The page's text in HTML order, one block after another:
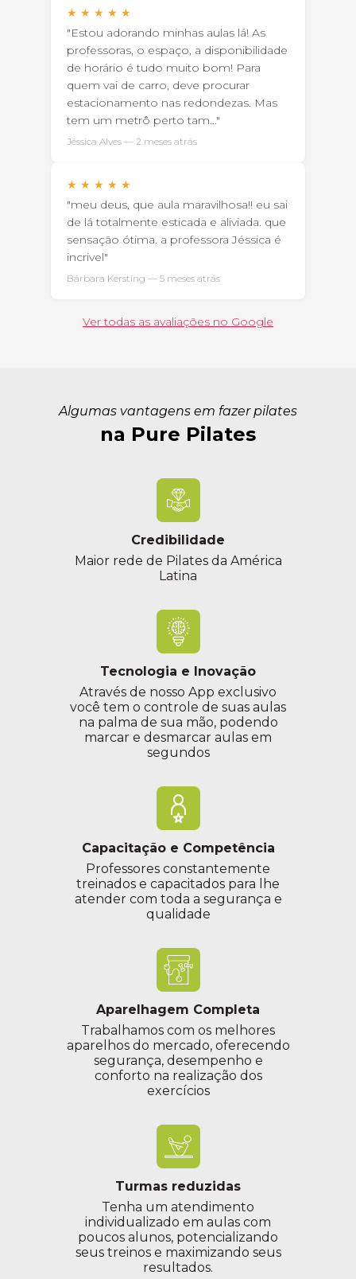
★ ★ ★ ★ ★
"Estou adorando minhas aulas lá! As
professoras, o espaço, a disponibilidade
de horário é tudo muito bom! Para
quem vai de carro, deve procurar
estacionamento nas redondezas. Mas
tem um metrô perto tam..."
Jéssica Alves — 2 meses atrás
★ ★ ★ ★ ★
"meu deus, que aula maravilhosa!! eu sai
de lá totalmente esticada e aliviada. que
sensação ótima. a professora Jéssica é
incrivel"
Bárbara Kersting — 5 meses atrás
Ver todas as avaliações no Google
Algumas vantagens em fazer pilates
na Pure Pilates
Credibilidade
Maior rede de Pilates da América
Latina
Tecnologia e Inovação
Através de nosso App exclusivo
você tem o controle de suas aulas
na palma de sua mão, podendo
marcar e desmarcar aulas em
segundos
Capacitação e Competência
Professores constantemente
treinados e capacitados para lhe
atender com toda a segurança e
qualidade
Aparelhagem Completa
Trabalhamos com os melhores
aparelhos do mercado, oferecendo
segurança, desempenho e
conforto na realização dos
exercícios
Turmas reduzidas
Tenha um atendimento
individualizado em aulas com
poucos alunos, potencializando
seus treinos e maximizando seus
resultados.